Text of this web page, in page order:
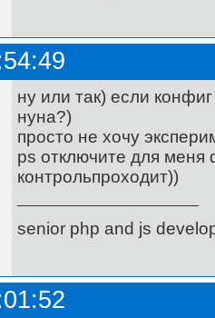
ну или так) если
нуна?)
просто не хочу
ps отключите для
контрольпроходит))
senior php and js